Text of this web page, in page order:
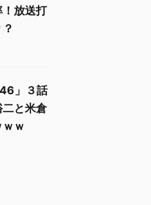
放送打
」３話
と米倉
ｗ